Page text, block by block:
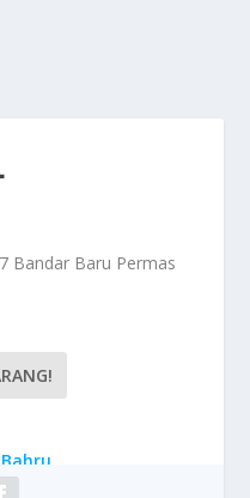
Bandar Baru Permas